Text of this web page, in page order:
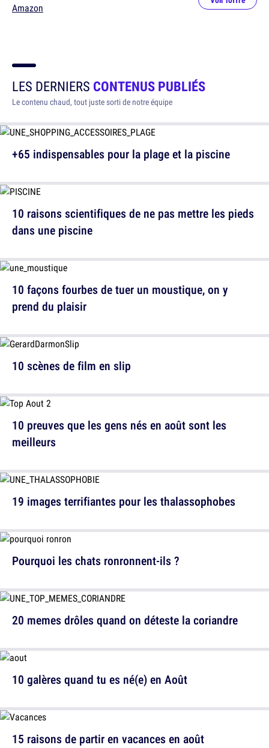
Amazon
LES DERNIERS CONTENUS PUBLIÉS
Le contenu chaud, tout juste sorti de notre équipe
+65 indispensables pour la plage et la piscine
10 façons fourbes de tuer un moustique, on y
prend du plaisir
10 preuves que les gens nés en août sont les
meilleurs
Pourquoi les chats ronronnent-ils ?
10 galères quand tu es né(e) en Août
10 raisons scientifiques de ne pas mettre les pieds
dans une piscine
10 scènes de film en slip
19 images terrifiantes pour les thalassophobes
20 memes drôles quand on déteste la coriandre
15 raisons de partir en vacances en août